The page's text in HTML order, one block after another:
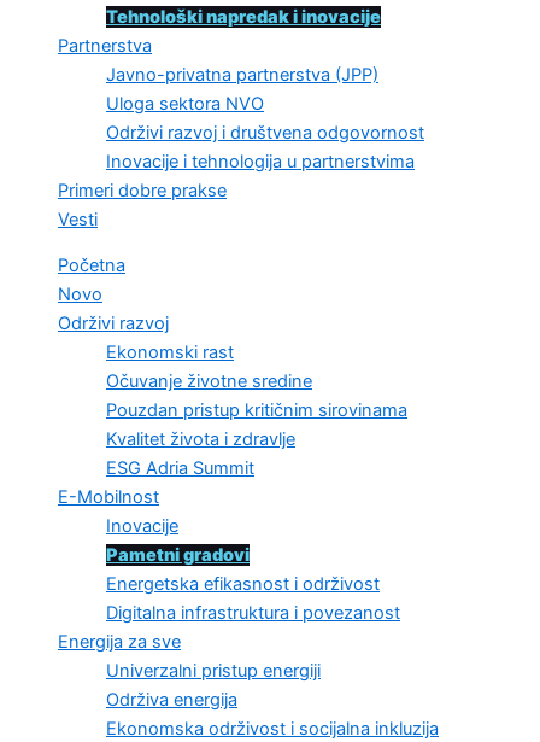
Tehnološki napredak i inovacije
Partnerstva
Javno-privatna partnerstva (JPP)
Uloga sektora NVO
Održivi razvoj i društvena odgovornost
Inovacije i tehnologija u partnerstvima
Primeri dobre prakse
Vesti
Početna
Novo
Održivi razvoj
Ekonomski rast
Očuvanje životne sredine
Pouzdan pristup kritičnim sirovinama
Kvalitet života i zdravlje
ESG Adria Summit
E-Mobilnost
Inovacije
Pametni gradovi
Energetska efikasnost i održivost
Digitalna infrastruktura i povezanost
Energija za sve
Univerzalni pristup energiji
Održiva energija
Ekonomska održivost i socijalna inkluzija